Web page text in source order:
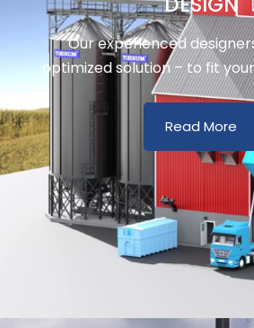
Our experienced
optimized solution – to fit
Read More